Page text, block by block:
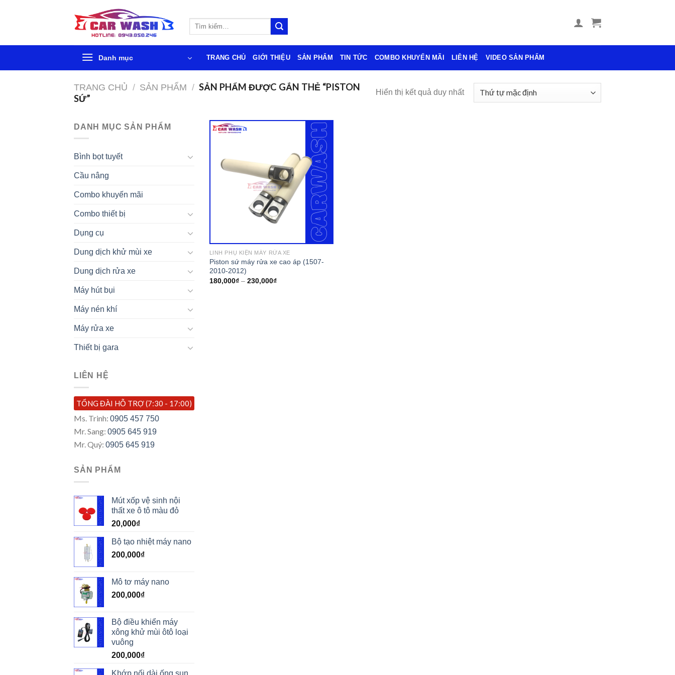
nội
Tìm
Danh mục TRANG CHỦ GIỚI THIỆU SẢN PHẨM TIN TỨC COMBO KHUYẾN MÃI LIÊN HỆ VIDEO SẢN PHẨM
TRANG CHỦ / SẢN PHẨM / SẢN PHẨM ĐƯỢC GẮN THẺ “PISTON
SỨ”
Hiển thị kết quả duy nhất
DANH MỤC SẢN PHẨM
Bình bọt tuyết
Cầu nâng
Combo khuyến mãi
Combo thiết bị
Dụng cụ
Dung dịch khử mùi xe
Dung dịch rửa xe
Máy hút bụi
Máy nén khí
Máy rửa xe
Thiết bị gara
LIÊN HỆ
TỔNG ĐÀI HỖ TRỢ (7:30 - 17:00)
Ms. Trinh: 0905 457 750
Mr. Sang: 0905 645 919
Mr. Quý: 0905 645 919
SẢN PHẨM
Mút xốp vệ sinh nội
thất xe ô tô màu đỏ
20,000₫
Bộ tạo nhiệt máy nano
200,000₫
Mô tơ máy nano
200,000₫
Bộ điều khiển máy
xông khử mùi ôtô loại
vuông
200,000₫
Khớp nối dài ống sun
LINH PHỤ KIỆN MÁY RỬA XE
Piston sứ máy rửa xe cao áp (1507-
2010-2012)
180,000₫– 230,000₫